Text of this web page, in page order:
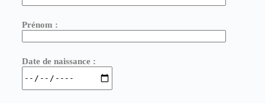
Prénom :
Date de naissance :